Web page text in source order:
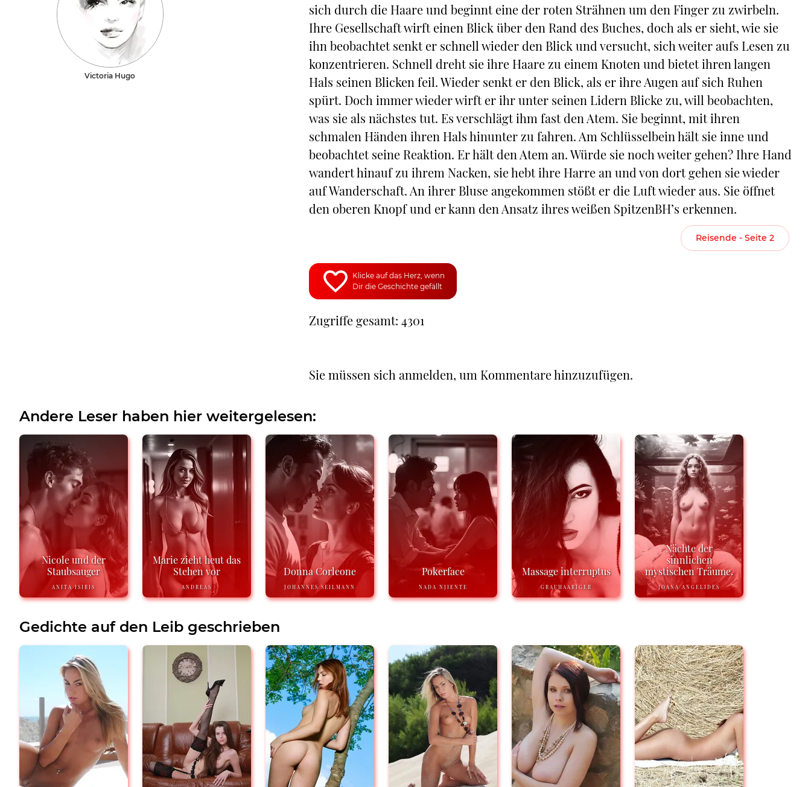
Victoria Hugo
sich durch die Haare und beginnt eine der roten Strähnen um den Finger zu zwirbeln.
Ihre Gesellschaft wirft einen Blick über den Rand des Buches, doch als er sieht, wie sie
ihn beobachtet senkt er schnell wieder den Blick und versucht, sich weiter aufs Lesen zu
konzentrieren. Schnell dreht sie ihre Haare zu einem Knoten und bietet ihren langen
Hals seinen Blicken feil. Wieder senkt er den Blick, als er ihre Augen auf sich Ruhen
spürt. Doch immer wieder wirft er ihr unter seinen Lidern Blicke zu, will beobachten,
was sie als nächstes tut. Es verschlägt ihm fast den Atem. Sie beginnt, mit ihren
schmalen Händen ihren Hals hinunter zu fahren. Am Schlüsselbein hält sie inne und
beobachtet seine Reaktion. Er hält den Atem an. Würde sie noch weiter gehen? Ihre Hand
wandert hinauf zu ihrem Nacken, sie hebt ihre Harre an und von dort gehen sie wieder
auf Wanderschaft. An ihrer Bluse angekommen stößt er die Luft wieder aus. Sie öffnet
den oberen Knopf und er kann den Ansatz ihres weißen SpitzenBH’s erkennen.
Reisende - Seite 2
Klicke auf das Herz, wenn
Dir die Geschichte gefällt
Zugriffe gesamt: 4301
Sie müssen sich anmelden, um Kommentare hinzuzufügen.
Andere Leser haben hier weitergelesen:
Nicole und der
Staubsauger
ANITA ISIRIS
Marie zieht heut das
Stehen vor
ANDREAS
Donna Corleone
JOHANNES SEILMANN
Pokerface
NADA NJIENTE
Massage interruptus
GRAUHAARIGER
Nächte der
sinnlichen
mystischen Träume.
JOANA ANGELIDES
Gedichte auf den Leib geschrieben